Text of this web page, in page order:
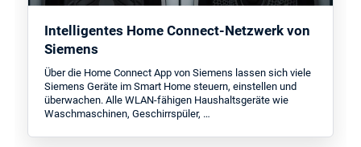
Intelligentes Home Connect-Netzwerk von
Siemens
Über die Home Connect App von Siemens lassen sich viele
Siemens Geräte im Smart Home steuern, einstellen und
überwachen. Alle WLAN-fähigen Haushaltsgeräte wie
Waschmaschinen, Geschirrspüler, …